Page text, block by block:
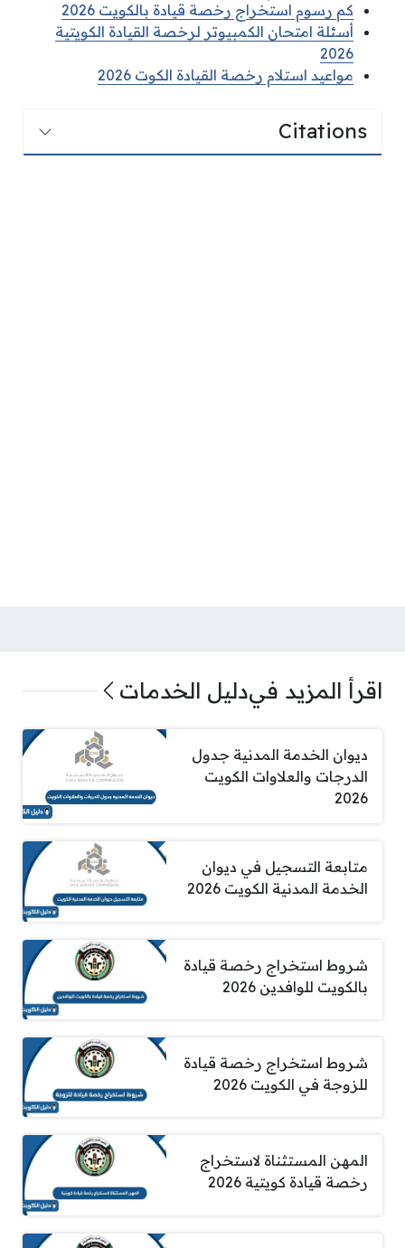
كم رسوم استخراج رخصة قيادة بالكويت 2026
أسئلة امتحان الكمبيوتر لرخصة القيادة الكويتية
2026
مواعيد استلام رخصة القيادة الكوت 2026
Citations
اقرأ المزيد فيدليل الخدمات
ديوان الخدمة المدنية جدول
الدرجات والعلاوات الكويت
2026
متابعة التسجيل في ديوان
الخدمة المدنية الكويت 2026
شروط استخراج رخصة قيادة
بالكويت للوافدين 2026
شروط استخراج رخصة قيادة
للزوجة في الكويت 2026
المهن المستثناة لاستخراج
رخصة قيادة كويتية 2026